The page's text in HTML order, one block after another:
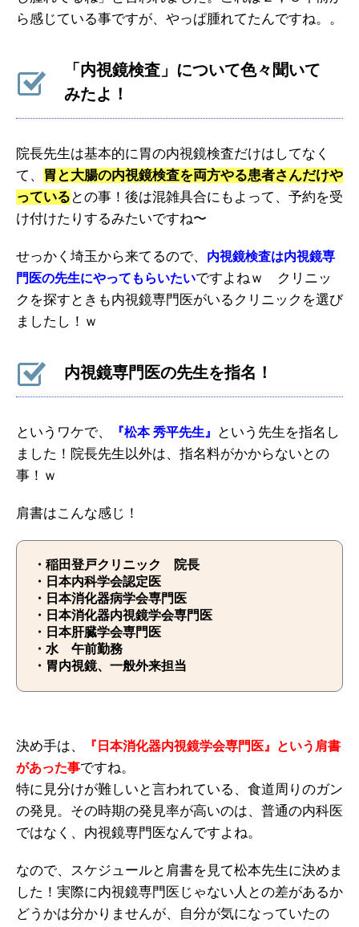
ら感じている事ですが、やっぱ腫れてたんですね。。
「内視鏡検査」について色々聞いて
みたよ！
院長先生は基本的に胃の内視鏡検査だけはしてなく
て、
胃と大腸の内視鏡検査を両方やる患者さんだけや
っている との事！後は混雑具合にもよって、予約を受
け付けたりするみたいですね〜
せっかく埼玉から来てるので、
内視鏡検査は内視鏡専
門医の先生にやってもらいたいですよねｗ クリニッ
クを探すときも内視鏡専門医がいるクリニックを選び
ましたし！ｗ
内視鏡専門医の先生を指名！
というワケで、 『松本 秀平先生』
という先生を指名し
ました！院長先生以外は、指名料がかからないとの
事！ｗ
肩書はこんな感じ！
・稲田登戸クリニック 院長
・日本内科学会認定医
・日本消化器病学会専門医
・日本消化器内視鏡学会専門医
・日本肝臓学会専門医
・水 午前勤務
・胃内視鏡、一般外来担当
決め手は、
『日本消化器内視鏡学会専門医』という肩書
があった事ですね。
特に見分けが難しいと言われている、食道周りのガン
の発見。その時期の発見率が高いのは、普通の内科医
ではなく、内視鏡専門医なんですよね。
なので、スケジュールと肩書を見て松本先生に決めま
した！実際に内視鏡専門医じゃない人との差があるか
どうかは分かりませんが、自分が気になっていたの